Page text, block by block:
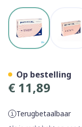
View larger
€ 11,89
Terugbetaalbaar
Op bestelling